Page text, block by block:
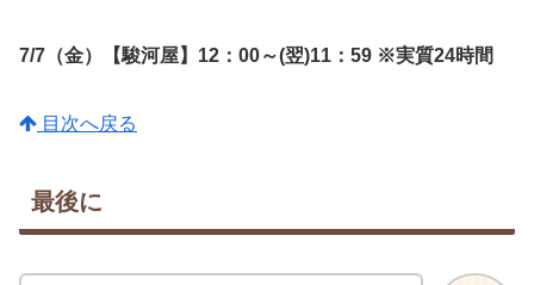
7/7（金）【駿河屋】12：00～(翌)11：59 ※実質24時間
目次へ戻る
最後に